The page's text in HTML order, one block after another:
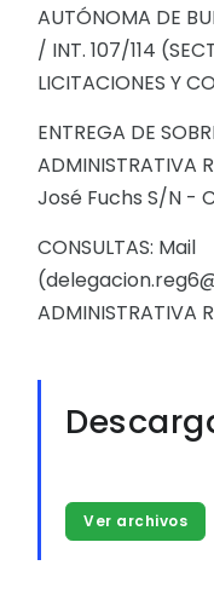
AUTÓNOMA DE
/ INT. 107/114
LICITACIONES Y
ENTREGA DE
ADMINISTRATIVA
José Fuchs S/N -
CONSULTAS: Mail
ADMINISTRATIVA
Ver archivos